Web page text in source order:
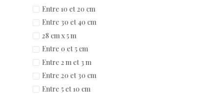
Entre 10 et 20 cm
Entre 30 et 40 cm
28 cm x 5 m
Entre 0 et 5 cm
Entre 2 m et 3 m
Entre 20 et 30 cm
Entre 5 et 10 cm